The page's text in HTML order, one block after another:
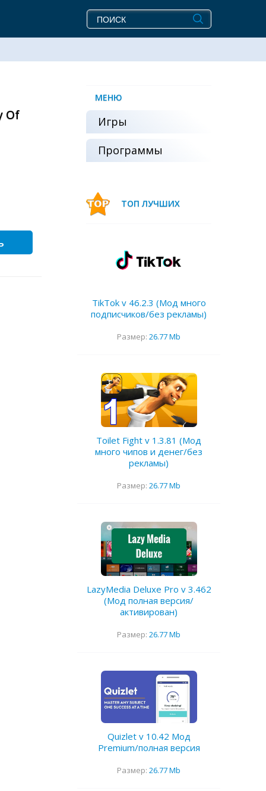
Of
МЕНЮ
Игры
Программы
ТОП ЛУЧШИХ
TikTok v 46.2.3 (Мод много
подписчиков/без рекламы)
Размер: 26.77 Mb
Toilet Fight v 1.3.81 (Мод
много чипов и денег/без
рекламы)
Размер: 26.77 Mb
LazyMedia Deluxe Pro v 3.462
(Мод полная версия/
активирован)
Размер: 26.77 Mb
Quizlet v 10.42 Мод
Premium/полная версия
Размер: 26.77 Mb